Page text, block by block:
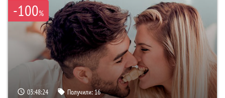
-100%
03:48:23 Получили:16